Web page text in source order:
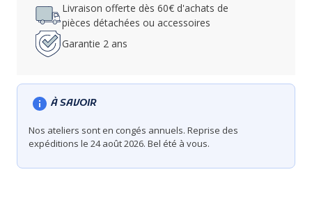
Livraison offerte dès 60€ d'achats de
pièces détachées ou accessoires
Garantie 2 ans
À SAVOIR
Nos ateliers sont en congés annuels. Reprise des
expéditions le 24 août 2026. Bel été à vous.